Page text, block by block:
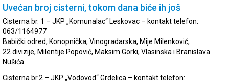
Uvećan broj cisterni, tokom dana biće ih još
Cisterna br. 1 – JKP „Komunalac“ Leskovac – kontakt telefon:
063/1164977
Babički odred, Konopnička, Vinogradarska, Mije Milenković,
22.divizije, Milentije Popović, Maksim Gorki, Vlasinska i Branislava
Nušića.
Cisterna br.2 – JKP „Vodovod“ Grdelica – kontakt telefon: